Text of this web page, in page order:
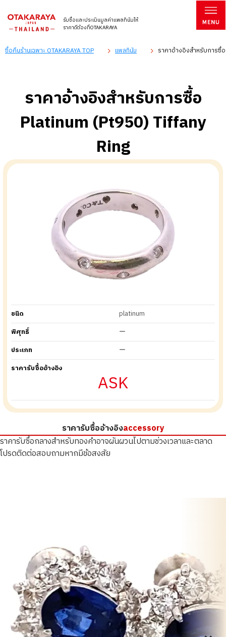
รับซื้อและประเมินมูลค่าแพลทินัมให้
ราคาดีต้องที่OTAKARAYA
ซื้อคืนร้านเฉพาะ OTAKARAYA TOP แพลทินัม ราคาอ้างอิงสำหรับการซื้
ราคาอ้างอิงสำหรับการซื้อ
Platinum (Pt950) Tiffany
Ring
ชนิด
platinum
พิศุทธิ์
ー
ประเภท
ー
ราคารับซื้ออ้างอิง
ASK
ราคารับซื้ออ้างอิงaccessory
ราคารับซื้อกลางสำหรับทองคำอาจผันผวนไปตามช่วงเวลาและตลาด
โปรดติดต่อสอบถามหากมีข้อสงสัย